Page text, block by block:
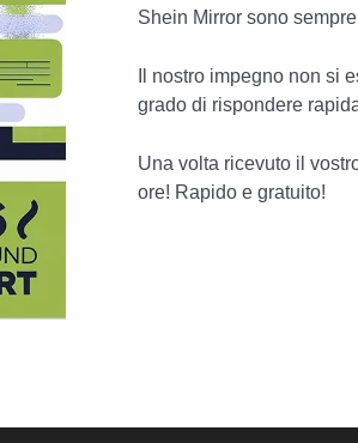
Shein Mirror sono
Il nostro impegno non si
grado di rispondere
Una volta ricevuto il
ore! Rapido e gratuito!